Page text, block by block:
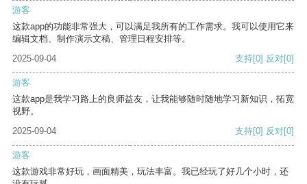
游客
这款app的功能非常强大，可以满足我所有的工作需求。我可以使用它来
编辑文档、制作演示文稿、管理日程安排等。
2025-09-04
支持[0] 反对[0]
游客
这款app是我学习路上的良师益友，让我能够随时随地学习新知识，拓宽
视野。
2025-09-04
支持[0] 反对[0]
游客
这款游戏非常好玩，画面精美，玩法丰富。我已经玩了好几个小时，还